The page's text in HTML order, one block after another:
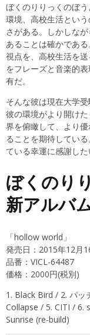
ぼくのりりっくのぼ
環境、高校生活とい
さがある。しかしな
あることは確かであ
視点を、高校生活を
をフレーズと音楽的
有だ。
そんな彼は現在大学
彼の環境がより開け
界を俯瞰して、より
ることを期待してい
ている幸運に感謝した
ぼくのり
新アルバ
「hollow world」
発売日：2015年12月
品番：VICL-64487
価格：2000円(税別)
1. Black Bird / 2. パ
Collapse / 5. CITI / 6.
Sunrise (re-build)